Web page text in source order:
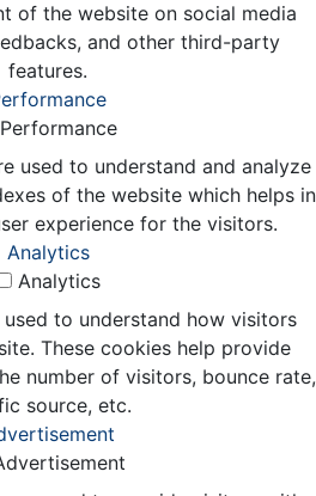
of the website on social media
and other third-party
features.
Performance
used to understand and analyze
of the website which helps in
experience for the visitors.
Analytics
Analytics
to understand how visitors
These cookies help provide
number of visitors, bounce rate,
source, etc.